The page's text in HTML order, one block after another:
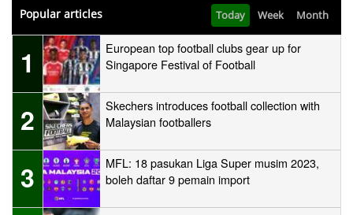
Popular articles Today Week Month
1
European top football clubs gear up for
Singapore Festival of Football
2
Skechers introduces football collection with
Malaysian footballers
3
MFL: 18 pasukan Liga Super musim 2023,
boleh daftar 9 pemain import